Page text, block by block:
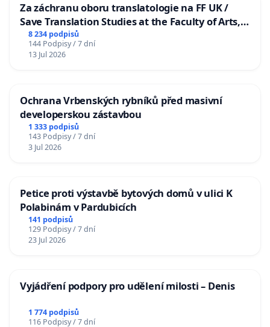
Za záchranu oboru translatologie na FF UK /
Save Translation Studies at the Faculty of Arts,
Charles University
8 234 podpisů
144 Podpisy / 7 dní
13 Jul 2026
Ochrana Vrbenských rybníků před masivní
developerskou zástavbou
1 333 podpisů
143 Podpisy / 7 dní
3 Jul 2026
Petice proti výstavbě bytových domů v ulici K
Polabinám v Pardubicích
141 podpisů
129 Podpisy / 7 dní
23 Jul 2026
Vyjádření podpory pro udělení milosti – Denis
1 774 podpisů
116 Podpisy / 7 dní